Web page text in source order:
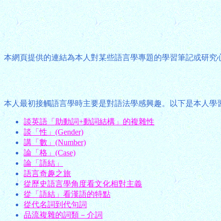
本網頁提供的連結為本人對某些語言學專題的學習筆記或研究
本人最初接觸語言學時主要是對語法學感興趣。以下是本人學
談英語「助動詞+動詞結構」的複雜性
談「性」(Gender)
講「數」(Number)
論「格」(Case)
論「語結」
語言奇趣之旅
從歷史語言學角度看文化相對主義
從「語結」看漢語的特點
從代名詞到代句詞
品流複雜的詞類－介詞